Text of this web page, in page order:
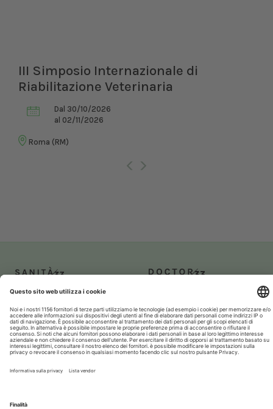
III Simposio Internazionale di
Riabilitazione Veterinaria
Dal 30/10/2026
al 02/11/2026
Roma (RM)